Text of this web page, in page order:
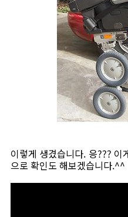
이렇게 생겼습니다. 응???
으로 확인도 해보겠습니다.^^